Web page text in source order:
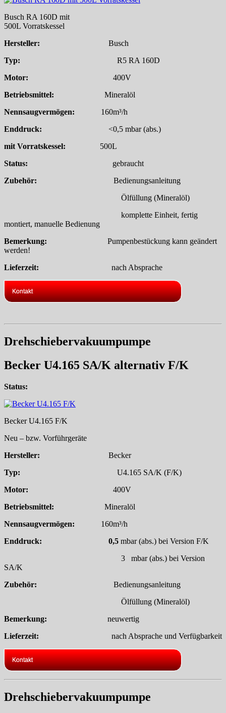
Busch RA 160D mit
500L Vorratskessel
Hersteller: Busch
Typ: R5 RA 160D
Motor: 400V
Betriebsmittel: Mineralöl
Nennsaugvermögen:
160m³/h
Enddruck: <0,5 mbar (abs.)
mit Vorratskessel: 500L
Status: gebraucht
Zubehör:
Bedienungsanleitung
Ölfüllung (Mineralöl)
komplette Einheit, fertig
montiert, manuelle Bedienung
Bemerkung: Pumpenbestückung kann geändert
werden!
Lieferzeit: nach Absprache
Kontakt
Drehschiebervakuumpumpe
Becker U4.165 SA/K alternativ F/K
Status:
Becker U4.165 F/K
Neu – bzw. Vorführgeräte
Hersteller: Becker
Typ: U4.165 SA/K (F/K)
Motor: 400V
Betriebsmittel: Mineralöl
Nennsaugvermögen:
160m³/h
Enddruck: 0,5 mbar (abs.) bei Version F/K
3 mbar (abs.) bei Version
SA/K
Zubehör:
Bedienungsanleitung
Ölfüllung (Mineralöl)
Bemerkung: neuwertig
Lieferzeit: nach Absprache und Verfügbarkeit
Kontakt
Drehschiebervakuumpumpe